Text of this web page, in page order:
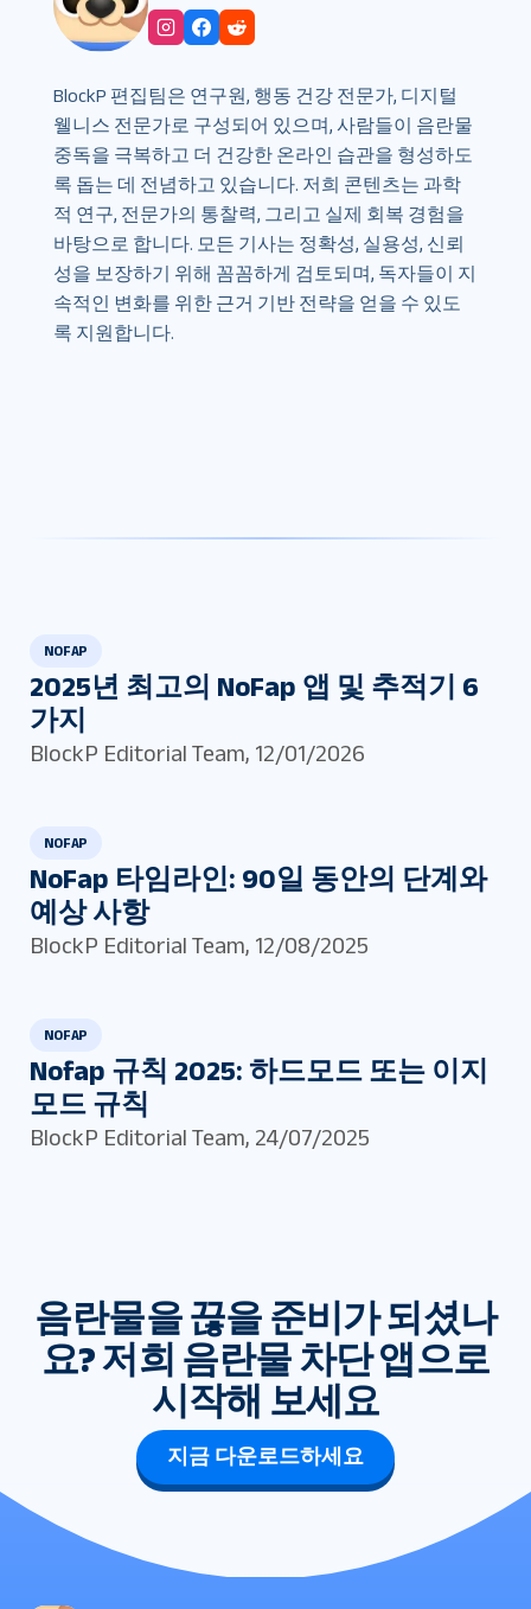
BlockP 편집팀은 연구원, 행동 건강 전문가, 디지털
웰니스 전문가로 구성되어 있으며, 사람들이 음란물
중독을 극복하고 더 건강한 온라인 습관을 형성하도
록 돕는 데 전념하고 있습니다. 저희 콘텐츠는 과학
적 연구, 전문가의 통찰력, 그리고 실제 회복 경험을
바탕으로 합니다. 모든 기사는 정확성, 실용성, 신뢰
성을 보장하기 위해 꼼꼼하게 검토되며, 독자들이 지
속적인 변화를 위한 근거 기반 전략을 얻을 수 있도
록 지원합니다.
NOFAP
2025년 최고의 NoFap 앱 및 추적기 6
가지
BlockP Editorial Team, 12/01/2026
NOFAP
NoFap 타임라인: 90일 동안의 단계와
예상 사항
BlockP Editorial Team, 12/08/2025
NOFAP
Nofap 규칙 2025: 하드모드 또는 이지
모드 규칙
BlockP Editorial Team, 24/07/2025
음란물을 끊을 준비가 되셨나
요? 저희 음란물 차단 앱으로
시작해 보세요
지금 다운로드하세요